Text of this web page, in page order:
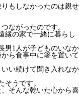
もしなかったのは親せ
ながったのです。
縁の家で一緒に暮らし
男1人が子どものいなか
ら食事中に箸を置いて
い続けて聞き入れなか
そうです。
そんな乾いた心から喜